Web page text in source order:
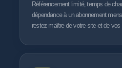
Référencement limité, temps de
dépendance à un abonnement
restez maître de votre site et de vos